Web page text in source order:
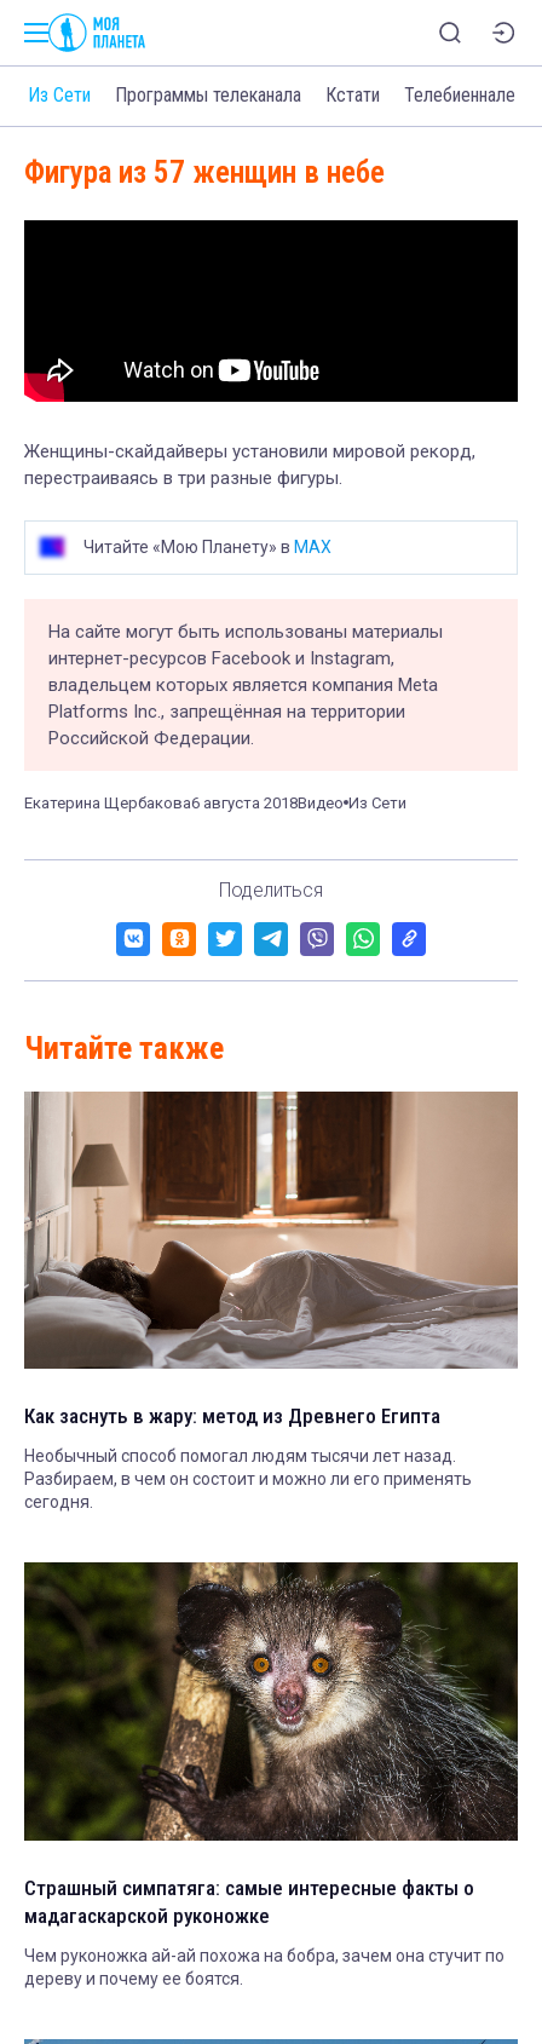
Из Сети Программы телеканала Кстати Телебиеннале
Фигура из 57 женщин в небе
Женщины-скайдайверы установили мировой рекорд,
перестраиваясь в три разные фигуры.
Читайте «Мою Планету» в MAX
На сайте могут быть использованы материалы
интернет-ресурсов Facebook и Instagram,
владельцем которых является компания Meta
Platforms Inc., запрещённая на территории
Российской Федерации.
Екатерина Щербакова6 августа 2018Видео Из Сети
Поделиться
Читайте также
Как заснуть в жару: метод из Древнего Египта
Необычный способ помогал людям тысячи лет назад.
Разбираем, в чем он состоит и можно ли его применять
сегодня.
Страшный симпатяга: самые интересные факты о
мадагаскарской руконожке
Чем руконожка ай-ай похожа на бобра, зачем она стучит по
дереву и почему ее боятся.